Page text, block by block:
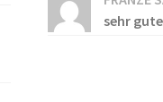
sehr gute